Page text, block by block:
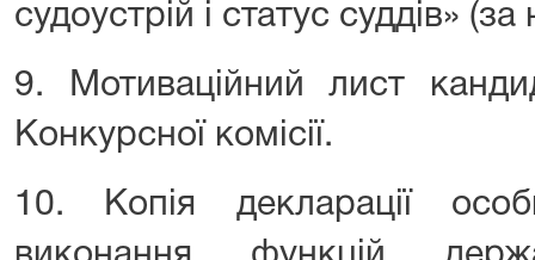
судоустрій і статус суддів» (за
9. Мотиваційний лист
Конкурсної комісії.
10. Копія декларації